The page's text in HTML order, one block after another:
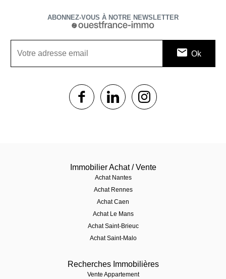
ABONNEZ-VOUS À NOTRE NEWSLETTER
1$s 1$s
Immobilier Achat / Vente
Achat Nantes
Achat Rennes
Achat Caen
Achat Le Mans
Achat Saint-Brieuc
Achat Saint-Malo
Recherches Immobilières
Vente Appartement